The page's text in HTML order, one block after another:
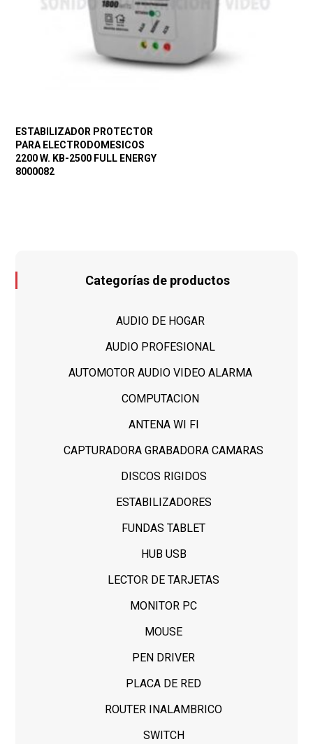
ESTABILIZADOR PROTECTOR
PARA ELECTRODOMESICOS
2200 W. KB-2500 FULL ENERGY
8000082
Categorías de productos
AUDIO DE HOGAR
AUDIO PROFESIONAL
AUTOMOTOR AUDIO VIDEO ALARMA
COMPUTACION
ANTENA WI FI
CAPTURADORA GRABADORA CAMARAS
DISCOS RIGIDOS
ESTABILIZADORES
FUNDAS TABLET
HUB USB
LECTOR DE TARJETAS
MONITOR PC
MOUSE
PEN DRIVER
PLACA DE RED
ROUTER INALAMBRICO
SWITCH